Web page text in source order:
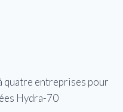
quatre entreprises pour
Hydra-70